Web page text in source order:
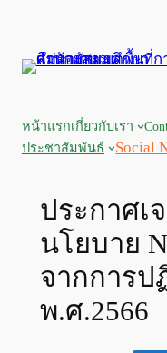
หน้าแรกเกี่ยวกับเรา
ประชาสัมพันธ์
Social
ประกาศ
นโยบาย
จากการ
พ.ศ.2566